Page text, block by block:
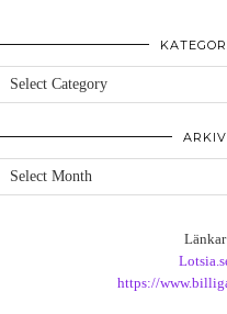
Kategorier
ARKIV
Arkiv
Länkar
https://